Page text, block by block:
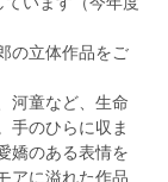
の立体作品をご
河童など、生命
手のひらに収ま
嬌のある表情を
アに溢れた作品